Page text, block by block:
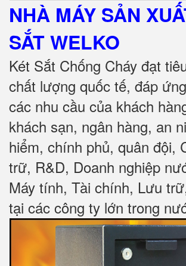
NHÀ MÁY SẢN
SẮTWELKO
Két Sắt Chống Cháy đạt
chất lượng quốc tế, đáp
các nhu cầu của khách
khách sạn, ngân hàng, an
hiểm, chính phủ, quân đội,
trữ, R&D, Doanh nghiệp
Máy tính, Tài chính, Lưu
tại các công ty lớn trong